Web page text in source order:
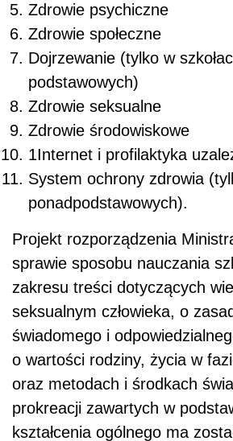
Zdrowie psychiczne
Zdrowie społeczne
Dojrzewanie (tylko w
podstawowych)
Zdrowie seksualne
Zdrowie środowiskowe
1Internet i profilaktyka
System ochrony zdrowia
ponadpodstawowych).
Projekt rozporządzenia
sprawie sposobu nauczania
zakresu treści dotyczących
seksualnym człowieka, o
świadomego i
o wartości rodziny, życia w
oraz metodach i środkach
prokreacji zawartych w
kształcenia ogólnego ma